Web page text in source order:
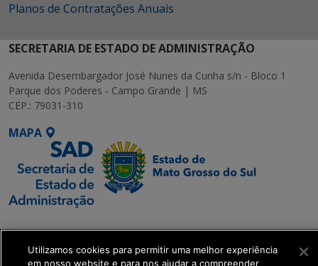
Planos de Contratações Anuais
SECRETARIA DE ESTADO DE ADMINISTRAÇÃO
Avenida Desembargador José Nunes da Cunha s/n - Bloco 1
Parque dos Poderes - Campo Grande | MS
CEP.: 79031-310
MAPA
SETDIG | Secretaria-
Executiva de
Transformação Digital
Utilizamos cookies para permitir uma melhor experiência
em nosso website e para nos ajudar a compreender